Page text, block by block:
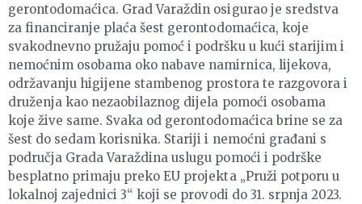
gerontodomaćica. Grad Varaždin osigurao je sredstva
za financiranje plaća šest gerontodomaćica, koje
svakodnevno pružaju pomoć i podršku u kući starijim i
nemoćnim osobama oko nabave namirnica, lijekova,
održavanju higijene stambenog prostora te razgovora i
druženja kao nezaobilaznog dijela pomoći osobama
koje žive same. Svaka od gerontodomaćica brine se za
šest do sedam korisnika. Stariji i nemoćni građani s
područja Grada Varaždina uslugu pomoći i podrške
besplatno primaju preko EU projekta „Pruži potporu u
lokalnoj zajednici 3“ koji se provodi do 31. srpnja 2023.